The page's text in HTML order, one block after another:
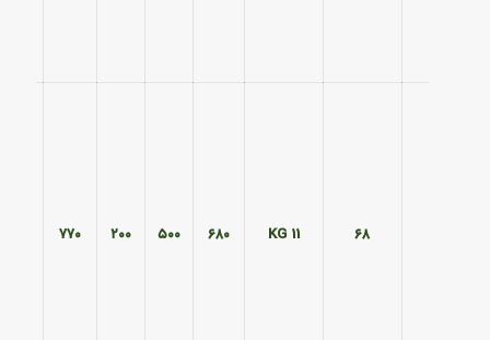
۶۸ 11 KG ۶۸۰ ۵۰۰ ۲۰۰ ۷۷۰